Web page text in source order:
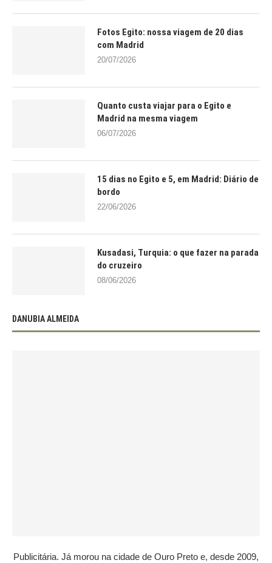
Fotos Egito: nossa viagem de 20 dias
com Madrid
20/07/2026
Quanto custa viajar para o Egito e
Madrid na mesma viagem
06/07/2026
15 dias no Egito e 5, em Madrid: Diário de
bordo
22/06/2026
Kusadasi, Turquia: o que fazer na parada
do cruzeiro
08/06/2026
DANUBIA ALMEIDA
Publicitária. Já morou na cidade de Ouro Preto e, desde 2009,